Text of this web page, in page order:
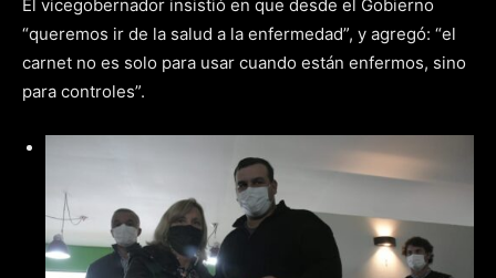
El vicegobernador insistió en que desde el Gobierno
“queremos ir de la salud a la enfermedad”, y agregó: “el
carnet no es solo para usar cuando están enfermos, sino
para controles”.